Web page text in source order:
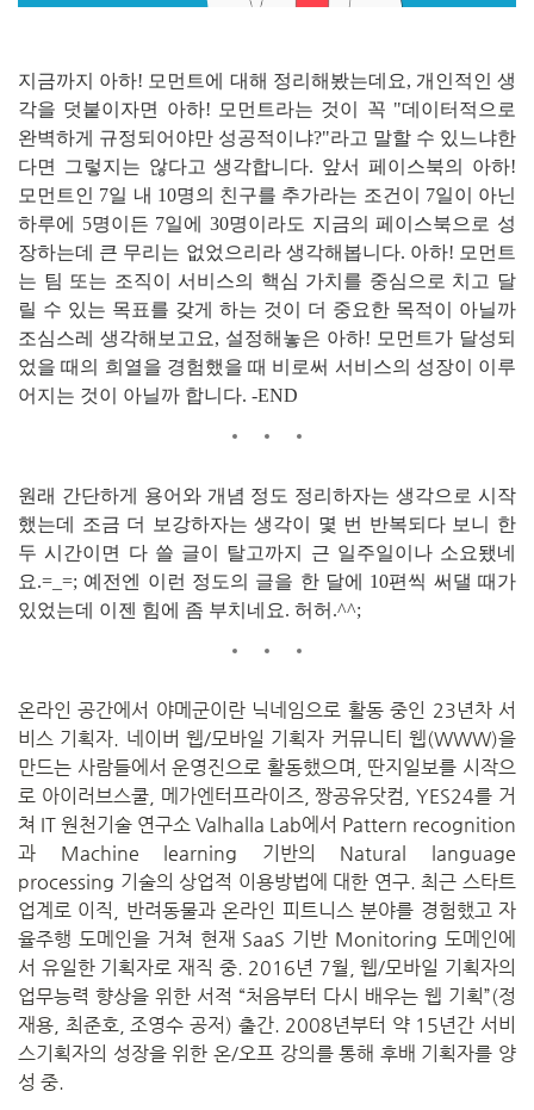
지금까지 아하! 모먼트에 대해 정리해봤는데요, 개인적인 생
각을 덧붙이자면 아하! 모먼트라는 것이 꼭 "데이터적으로
완벽하게 규정되어야만 성공적이냐?"라고 말할 수 있느냐한
다면 그렇지는 않다고 생각합니다. 앞서 페이스북의 아하!
모먼트인 7일 내 10명의 친구를 추가라는 조건이 7일이 아닌
하루에 5명이든 7일에 30명이라도 지금의 페이스북으로 성
장하는데 큰 무리는 없었으리라 생각해봅니다. 아하! 모먼트
는 팀 또는 조직이 서비스의 핵심 가치를 중심으로 치고 달
릴 수 있는 목표를 갖게 하는 것이 더 중요한 목적이 아닐까
조심스레 생각해보고요, 설정해놓은 아하! 모먼트가 달성되
었을 때의 희열을 경험했을 때 비로써 서비스의 성장이 이루
어지는 것이 아닐까 합니다. -END
원래 간단하게 용어와 개념 정도 정리하자는 생각으로 시작
했는데 조금 더 보강하자는 생각이 몇 번 반복되다 보니 한
두 시간이면 다 쓸 글이 탈고까지 근 일주일이나 소요됐네
요.=_=; 예전엔 이런 정도의 글을 한 달에 10편씩 써댈 때가
있었는데 이젠 힘에 좀 부치네요. 허허.^^;
온라인 공간에서 야메군이란 닉네임으로 활동 중인 23년차 서
비스 기획자. 네이버 웹/모바일 기획자 커뮤니티 웹(WWW)을
만드는 사람들에서 운영진으로 활동했으며, 딴지일보를 시작으
로 아이러브스쿨, 메가엔터프라이즈, 짱공유닷컴, YES24를 거
쳐 IT 원천기술 연구소 Valhalla Lab에서 Pattern recognition
과 Machine learning 기반의 Natural language
processing 기술의 상업적 이용방법에 대한 연구. 최근 스타트
업계로 이직, 반려동물과 온라인 피트니스 분야를 경험했고 자
율주행 도메인을 거쳐 현재 SaaS 기반 Monitoring 도메인에
서 유일한 기획자로 재직 중. 2016년 7월, 웹/모바일 기획자의
업무능력 향상을 위한 서적 “처음부터 다시 배우는 웹 기획”(정
재용, 최준호, 조영수 공저) 출간. 2008년부터 약 15년간 서비
스기획자의 성장을 위한 온/오프 강의를 통해 후배 기획자를 양
성 중.